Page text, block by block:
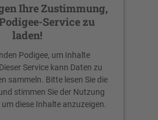
Ihre Zustimmung,
Service zu
laden!
Podigee, um Inhalte
Service kann Daten zu
sammeln. Bitte lesen Sie die
stimmen Sie der Nutzung
um diese Inhalte anzuzeigen.